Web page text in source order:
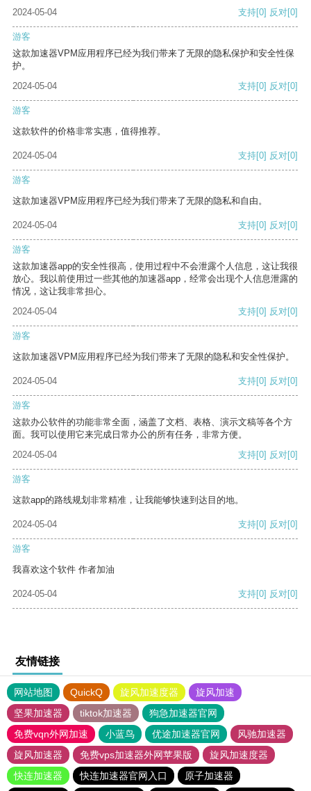
2024-05-04 支持[0] 反对[0]
游客
这款加速器VPM应用程序已经为我们带来了无限的隐私保护和安全性保
护。
2024-05-04
支持[0] 反对[0]
游客
这款软件的价格非常实惠，值得推荐。
2024-05-04 支持[0] 反对[0]
游客
这款加速器VPM应用程序已经为我们带来了无限的隐私和自由。
2024-05-04 支持[0] 反对[0]
游客
这款加速器app的安全性很高，使用过程中不会泄露个人信息，这让我很
放心。我以前使用过一些其他的加速器app，经常会出现个人信息泄露的
情况，这让我非常担心。
2024-05-04
支持[0] 反对[0]
游客
这款加速器VPM应用程序已经为我们带来了无限的隐私和安全性保护。
2024-05-04 支持[0] 反对[0]
游客
这款办公软件的功能非常全面，涵盖了文档、表格、演示文稿等各个方
面。我可以使用它来完成日常办公的所有任务，非常方便。
2024-05-04
支持[0] 反对[0]
游客
这款app的路线规划非常精准，让我能够快速到达目的地。
2024-05-04 支持[0] 反对[0]
游客
我喜欢这个软件 作者加油
2024-05-04 支持[0] 反对[0]
友情链接
网站地图 QuickQ 旋风加速度器
旋风加速
坚果加速器
tiktok加速器
狗急加速器官网
免费vqn外网加速
小蓝鸟 优途加速器官网
风驰加速器
旋风加速器
免费vps加速器外网苹果版
旋风加速度器
快连加速器
快连加速器官网入口 原子加速器